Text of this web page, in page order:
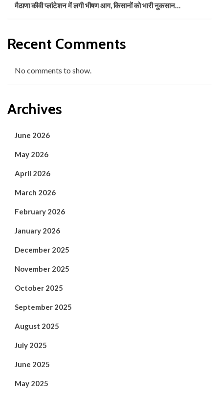
मैठाणा कीवी प्लांटेशन में लगी भीषण आग, किसानों को भारी नुकसान…
Recent Comments
No comments to show.
Archives
June 2026
May 2026
April 2026
March 2026
February 2026
January 2026
December 2025
November 2025
October 2025
September 2025
August 2025
July 2025
June 2025
May 2025